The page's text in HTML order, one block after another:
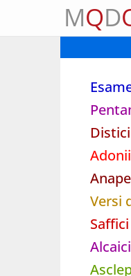
MQD
Adonii
Versi
Saffici
Alcaici